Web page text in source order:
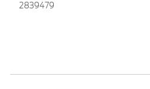
2839479